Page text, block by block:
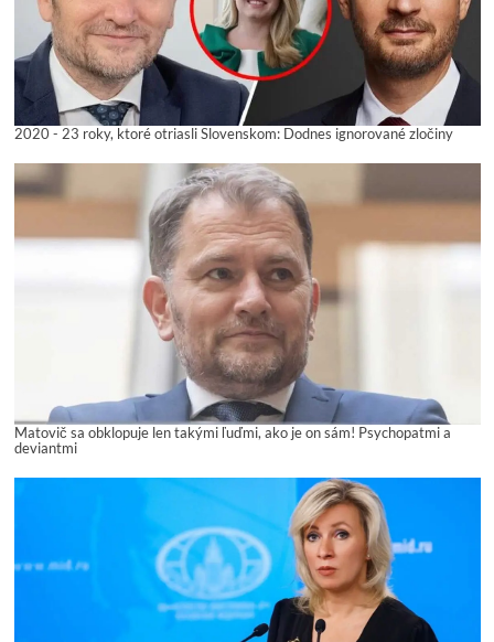
2020 - 23 roky, ktoré otriasli Slovenskom: Dodnes ignorované zločiny
Matovič sa obklopuje len takými ľuďmi, ako je on sám! Psychopatmi a
deviantmi